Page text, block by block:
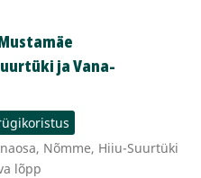
ja Vana-
Nõmme, Hiiu-Suurtüki
lõpp